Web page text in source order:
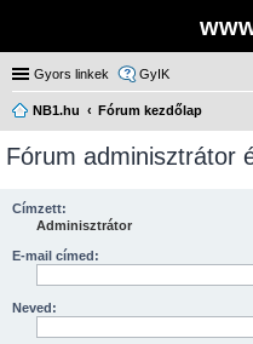
Gyors linkek GyIK
NB1.hu
Fórum kezdőlap
Fórum adminisztrátor
Címzett:
Adminisztrátor
E-mail címed:
Neved: